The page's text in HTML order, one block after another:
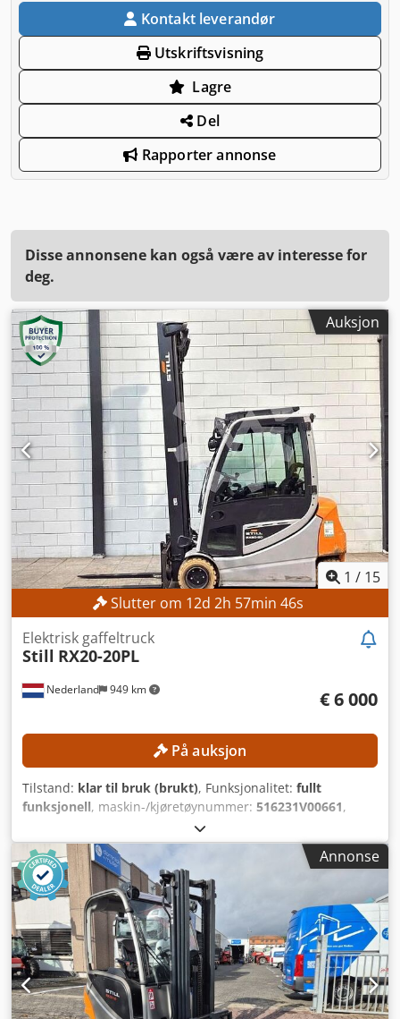
Kontakt leverandør
Utskriftsvisning
Lagre
Del
Rapporter annonse
Disse annonsene kan også være av interesse for
deg.
Auksjon
1 / 15
Slutter om 12d 2h 57min 44s
Nederland 949 km
Elektrisk gaffeltruck
Still RX20-20PL
€ 6 000
På auksjon
Tilstand: klar til bruk (brukt), Funksjonalitet: fullt
funksjonell, maskin-/kjøretøynummer: 516231V00661,
10 214 h
kg, løftehøyde:7 960 mm, fri løftehøyde:2 710 mm,
drivstofftype:elektrisk
, gaffellengde:
1 200 mm , TEKNISKE DETALJER Løftekapasitet: 2 000 kg
Løftehøyde: 7 960 mm Friløft: 2 710 mm Gaffellengde: 1 200
mm Maks. gaffelbredde: 940 mm Min. gaffelbredde: 240
mm MASKINDETALJER Masttype: Triplex Batteri Drift:
Elektrisk Batteritype: 6PzS750 Batteriets produksjonsår:
2019 Batterikapasitet: 750 Ah Batterispenning: 48 V
Batterikassens mål (L x B x H): 825 x 735 x 630 mm
Driftstimer: 10 214 timer Mål og vekt Mål (L x B x H): 2 150 x
Annonse